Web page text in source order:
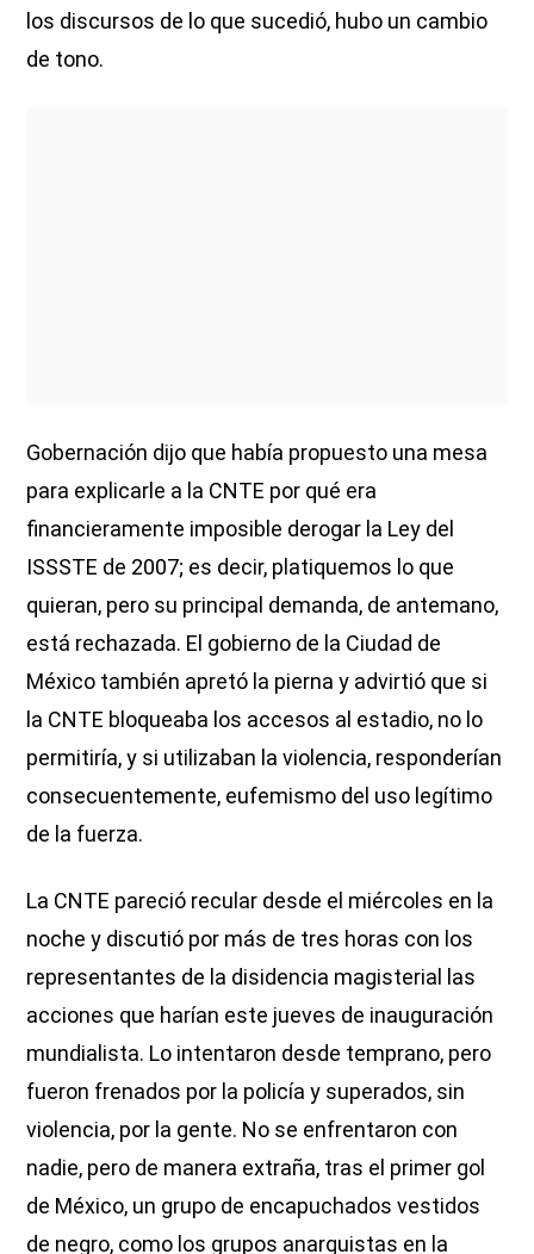
los discursos de lo que sucedió, hubo un cambio
de tono.
Gobernación dijo que había propuesto una mesa
para explicarle a la CNTE por qué era
financieramente imposible derogar la Ley del
ISSSTE de 2007; es decir, platiquemos lo que
quieran, pero su principal demanda, de antemano,
está rechazada. El gobierno de la Ciudad de
México también apretó la pierna y advirtió que si
la CNTE bloqueaba los accesos al estadio, no lo
permitiría, y si utilizaban la violencia, responderían
consecuentemente, eufemismo del uso legítimo
de la fuerza.
La CNTE pareció recular desde el miércoles en la
noche y discutió por más de tres horas con los
representantes de la disidencia magisterial las
acciones que harían este jueves de inauguración
mundialista. Lo intentaron desde temprano, pero
fueron frenados por la policía y superados, sin
violencia, por la gente. No se enfrentaron con
nadie, pero de manera extraña, tras el primer gol
de México, un grupo de encapuchados vestidos
de negro, como los grupos anarquistas en la